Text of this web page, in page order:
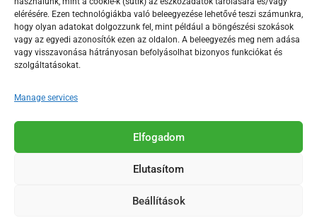
elérésére. Ezen technológiákba való beleegyezése lehetővé teszi számunkra,
hogy olyan adatokat dolgozzunk fel, mint például a böngészési szokások
vagy az egyedi azonosítók ezen az oldalon. A beleegyezés meg nem adása
vagy visszavonása hátrányosan befolyásolhat bizonyos funkciókat és
szolgáltatásokat.
Manage services
Elfogadom
Elutasítom
Beállítások
F
a
c
e
o
o
-
Y
o
u
t
b
e
s
T
i
k
Az Érd Média médiaszolgáltatási tevékenységét a
Médiatanács a Magyar Média Mecenatúra program
2018-2026. © Minden jog fenntartva, Érd Megyei Jogú Város